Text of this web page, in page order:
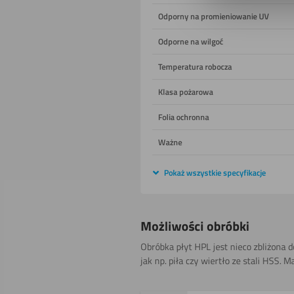
Odporny na promieniowanie UV
Odporne na wilgoć
Temperatura robocza
Klasa pożarowa
Folia ochronna
Ważne
Pokaż wszystkie specyfikacje
Możliwości obróbki
Obróbka płyt HPL jest nieco zbliżona
jak np. piła czy wiertło ze stali HSS.